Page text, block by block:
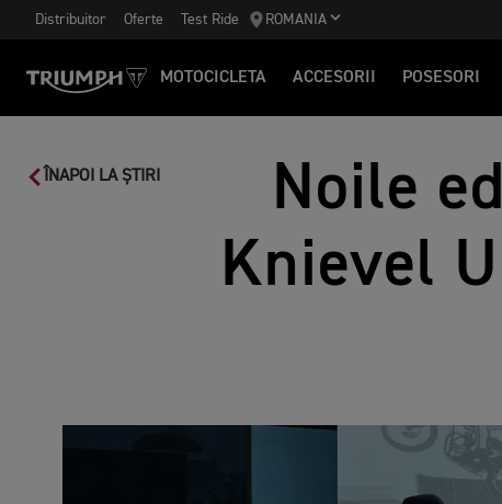
Distribuitor Oferte Test Ride ROMANIA
MOTOCICLETA ACCESORII POSESORI
ÎNAPOI LA ȘTIRI
Noile
Knievel